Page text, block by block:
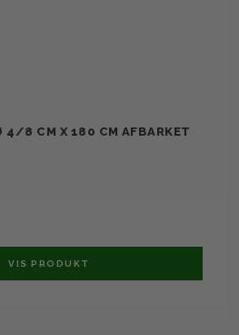
4/8 CM X 180 CM AFBARKET
VIS PRODUKT